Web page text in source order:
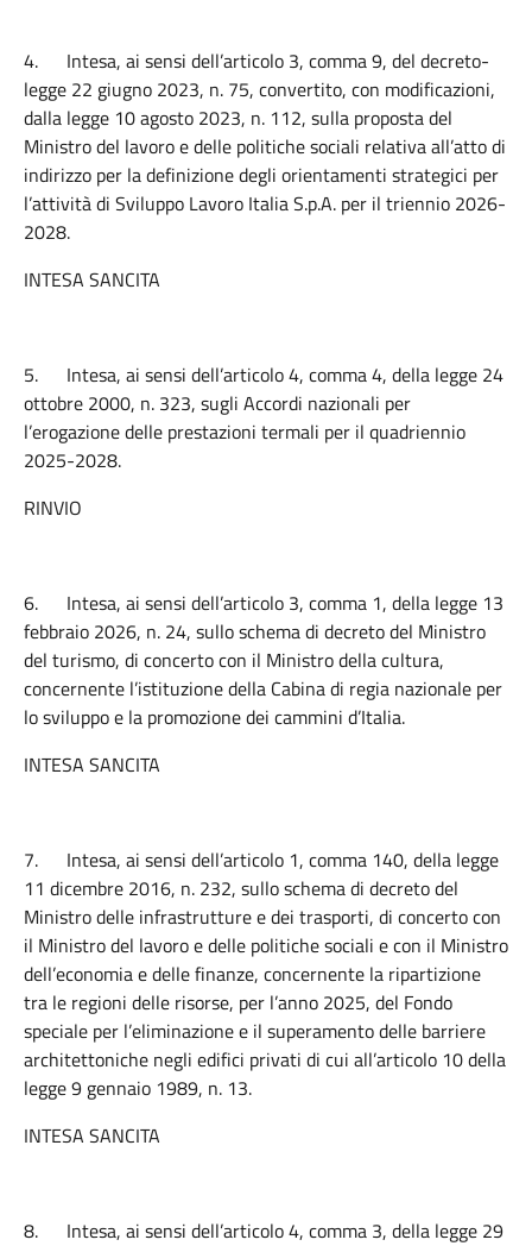
4. Intesa, ai sensi dell’articolo 3, comma 9, del decreto-
legge 22 giugno 2023, n. 75, convertito, con modificazioni,
dalla legge 10 agosto 2023, n. 112, sulla proposta del
Ministro del lavoro e delle politiche sociali relativa all’atto di
indirizzo per la definizione degli orientamenti strategici per
l’attività di Sviluppo Lavoro Italia S.p.A. per il triennio 2026-
2028.
INTESA SANCITA
5. Intesa, ai sensi dell’articolo 4, comma 4, della legge 24
ottobre 2000, n. 323, sugli Accordi nazionali per
l’erogazione delle prestazioni termali per il quadriennio
2025-2028.
RINVIO
6. Intesa, ai sensi dell’articolo 3, comma 1, della legge 13
febbraio 2026, n. 24, sullo schema di decreto del Ministro
del turismo, di concerto con il Ministro della cultura,
concernente l’istituzione della Cabina di regia nazionale per
lo sviluppo e la promozione dei cammini d’Italia.
INTESA SANCITA
7. Intesa, ai sensi dell’articolo 1, comma 140, della legge
11 dicembre 2016, n. 232, sullo schema di decreto del
Ministro delle infrastrutture e dei trasporti, di concerto con
il Ministro del lavoro e delle politiche sociali e con il Ministro
dell’economia e delle finanze, concernente la ripartizione
tra le regioni delle risorse, per l’anno 2025, del Fondo
speciale per l’eliminazione e il superamento delle barriere
architettoniche negli edifici privati di cui all’articolo 10 della
legge 9 gennaio 1989, n. 13.
INTESA SANCITA
8. Intesa, ai sensi dell’articolo 4, comma 3, della legge 29